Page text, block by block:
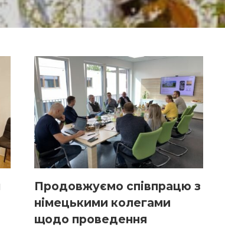
Продовжуємо співпрацю з
німецькими колегами
щодо проведення